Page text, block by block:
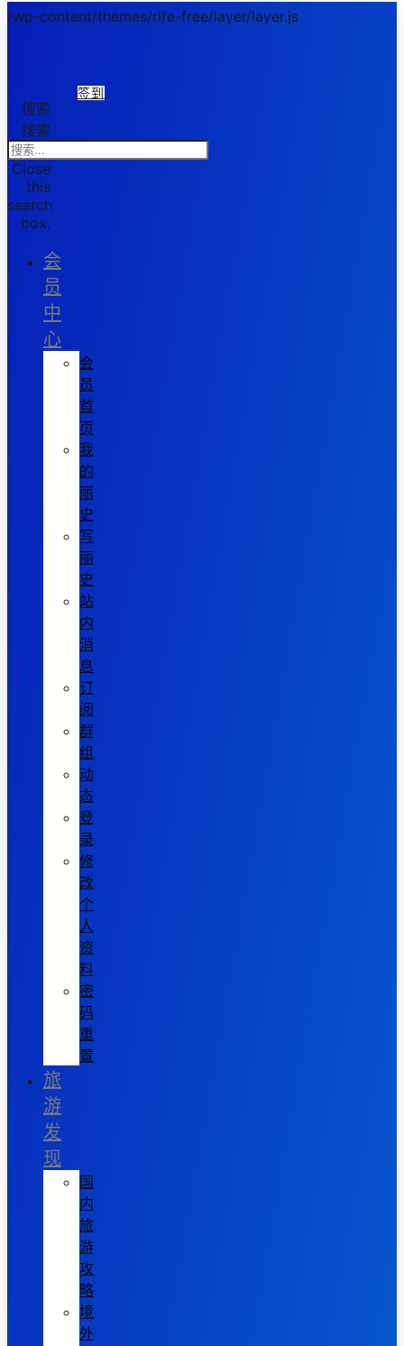
/wp-content/themes/rife-free/layer/layer.js
签到
搜索
搜索
Close
this
search
box.
会
员
中
心
会
员
首
页
我
的
丽
史
写
丽
史
站
内
消
息
订
阅
群
组
动
态
登
录
修
改
个
人
资
料
密
码
重
置
旅
游
发
现
国
内
旅
游
攻
略
境
外